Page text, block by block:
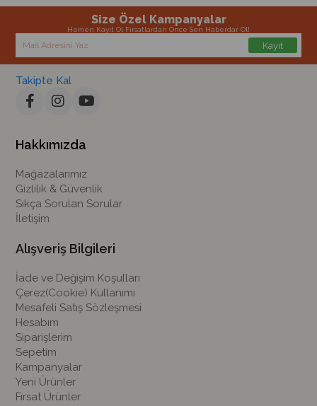
Size Özel Kampanyalar
Hemen Kayıt Ol Fırsatlardan Önce Sen Haberdar Ol!
Kayıt
Takipte Kal
Hakkımızda
Mağazalarımız
Gizlilik & Güvenlik
Sıkça Sorulan Sorular
İletişim
Alışveriş Bilgileri
İade ve Değişim Koşulları
Çerez(Cookie) Kullanımı
Mesafeli Satış Sözleşmesi
Hesabım
Siparişlerim
Sepetim
Kampanyalar
Yeni Ürünler
Fırsat Ürünler